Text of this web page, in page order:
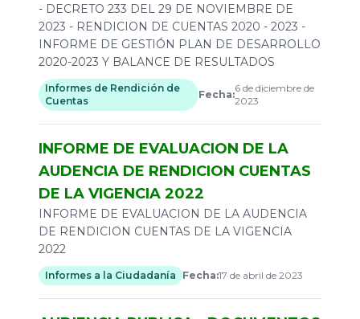
- DECRETO 233 DEL 29 DE NOVIEMBRE DE
2023 - RENDICION DE CUENTAS 2020 - 2023 -
INFORME DE GESTIÓN PLAN DE DESARROLLO
2020-2023 Y BALANCE DE RESULTADOS
Informes de Rendición de
Cuentas
Fecha:
6 de diciembre de
2023
INFORME DE EVALUACION DE LA
AUDENCIA DE RENDICION CUENTAS
DE LA VIGENCIA 2022
INFORME DE EVALUACION DE LA AUDENCIA
DE RENDICION CUENTAS DE LA VIGENCIA
2022
Informes a la Ciudadanía Fecha:17 de abril de 2023